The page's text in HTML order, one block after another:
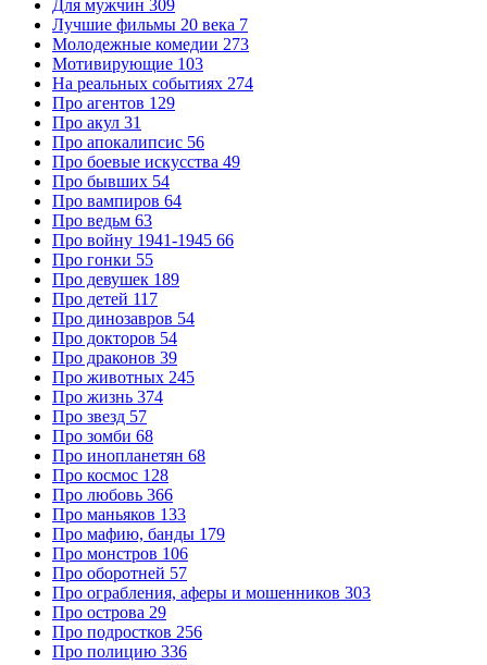
Для мужчин 309
Лучшие фильмы 20 века 7
Молодежные комедии 273
Мотивирующие 103
На реальных событиях 274
Про агентов 129
Про акул 31
Про апокалипсис 56
Про боевые искусства 49
Про бывших 54
Про вампиров 64
Про ведьм 63
Про войну 1941-1945 66
Про гонки 55
Про девушек 189
Про детей 117
Про динозавров 54
Про докторов 54
Про драконов 39
Про животных 245
Про жизнь 374
Про звезд 57
Про зомби 68
Про инопланетян 68
Про космос 128
Про любовь 366
Про маньяков 133
Про мафию, банды 179
Про монстров 106
Про оборотней 57
Про ограбления, аферы и мошенников 303
Про острова 29
Про подростков 256
Про полицию 336